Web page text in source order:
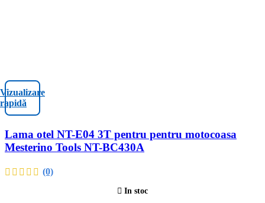
Vizualizare
rapidă
Lama otel NT-E04 3T pentru pentru motocoasa
Mesterino Tools NT-BC430A
(0)
In stoc